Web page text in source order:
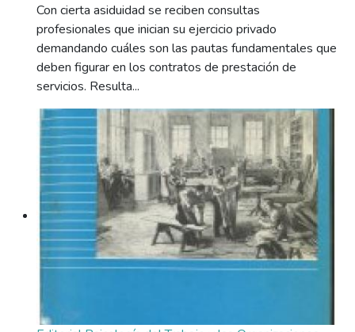
Con cierta asiduidad se reciben consultas
profesionales que inician su ejercicio privado
demandando cuáles son las pautas fundamentales que
deben figurar en los contratos de prestación de
servicios. Resulta...